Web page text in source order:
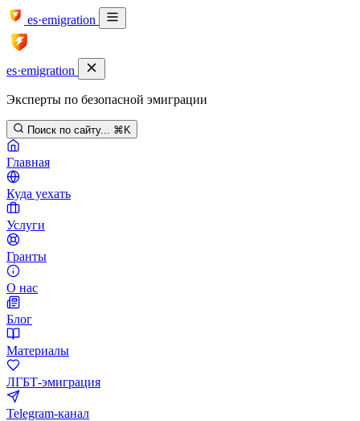
es·emigration
es·emigration
Эксперты по безопасной эмиграции
Поиск по сайту... ⌘K
Главная
Куда уехать
Услуги
Гранты
О нас
Блог
Материалы
ЛГБТ-эмиграция
Telegram-канал